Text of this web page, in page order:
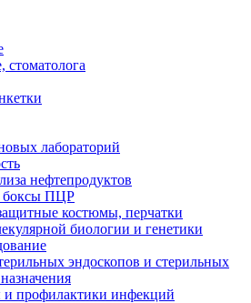
лабораторий
нефтепродуктов
боксы ПЦР
костюмы, перчатки
биологии и генетики
эндоскопов и стерильных
и профилактики инфекций